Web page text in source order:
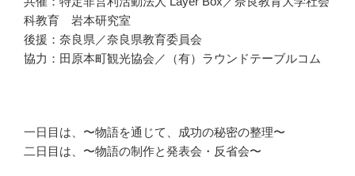
科教育 岩本研究室
後援：奈良県／奈良県教育委員会
協力：田原本町観光協会／（有）ラウンドテーブルコム
一日目は、〜物語を通じて、成功の秘密の整理〜
二日目は、〜物語の制作と発表会・反省会〜